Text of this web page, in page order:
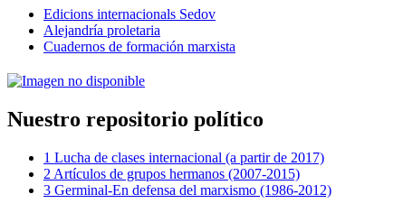
Edicions internacionals Sedov
Alejandría proletaria
Cuadernos de formación marxista
Nuestro repositorio político
1 Lucha de clases internacional (a partir de 2017)
2 Artículos de grupos hermanos (2007-2015)
3 Germinal-En defensa del marxismo (1986-2012)